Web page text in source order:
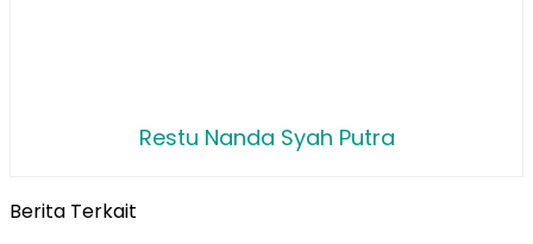
Restu Nanda Syah Putra
Berita Terkait